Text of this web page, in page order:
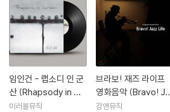
임인건 - 랩소디 인 군
산 (Rhapsody in Gu
nsan) [LP]
미러볼뮤직
브라보! 재즈 라이프
영화음악 (Bravo! Ja
zz Life OST) [투명
강앤뮤직